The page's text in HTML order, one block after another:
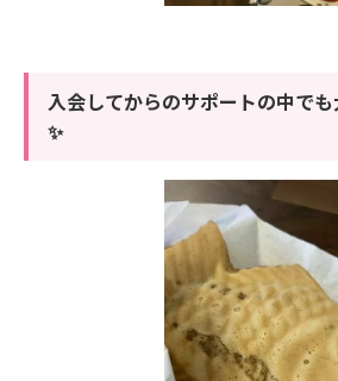
入会してからのサポートの中で
✨